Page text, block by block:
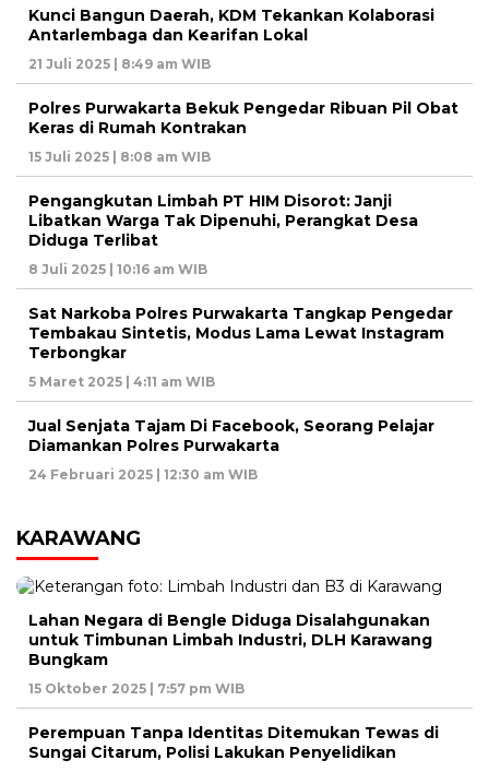
Kunci Bangun Daerah, KDM Tekankan Kolaborasi
Antarlembaga dan Kearifan Lokal
21 Juli 2025 | 8:49 am WIB
Polres Purwakarta Bekuk Pengedar Ribuan Pil Obat
Keras di Rumah Kontrakan
15 Juli 2025 | 8:08 am WIB
Pengangkutan Limbah PT HIM Disorot: Janji
Libatkan Warga Tak Dipenuhi, Perangkat Desa
Diduga Terlibat
8 Juli 2025 | 10:16 am WIB
Sat Narkoba Polres Purwakarta Tangkap Pengedar
Tembakau Sintetis, Modus Lama Lewat Instagram
Terbongkar
5 Maret 2025 | 4:11 am WIB
Jual Senjata Tajam Di Facebook, Seorang Pelajar
Diamankan Polres Purwakarta
24 Februari 2025 | 12:30 am WIB
KARAWANG
Lahan Negara di Bengle Diduga Disalahgunakan
untuk Timbunan Limbah Industri, DLH Karawang
Bungkam
15 Oktober 2025 | 7:57 pm WIB
Perempuan Tanpa Identitas Ditemukan Tewas di
Sungai Citarum, Polisi Lakukan Penyelidikan